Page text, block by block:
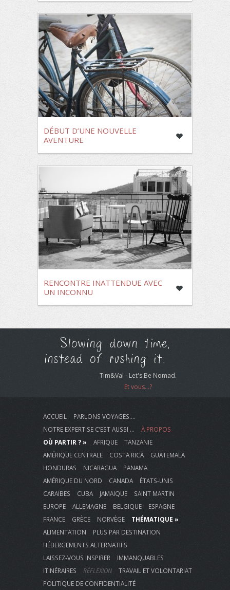
DÉBUT D’UNE NOUVELLE
AVENTURE
RENCONTRE INATTENDUE AVEC
UN INCONNU
Slowing down time,
instead of rushing it.
Tim&Val - Let's Be Nomad.
Et vous...?
ACCUEIL
PARLONS VOYAGES….
NOTRE EXPERTISE C’EST AUSSI …
À PROPOS
OÙ PARTIR ? »
AFRIQUE
TANZANIE
AMÉRIQUE CENTRALE
COSTA RICA
GUATEMALA
HONDURAS
NICARAGUA
PANAMA
AMÉRIQUE DU NORD
CANADA
ÉTATS-UNIS
CARAÏBES
CUBA JAMAIQUE
SAINT MARTIN
EUROPE
ALLEMAGNE BELGIQUE
ESPAGNE
FRANCE
GRÈCE NORVÈGE
THÉMATIQUE »
ALIMENTATION
PLUS PAR DESTINATION
HÉBERGEMENTS ALTERNATIFS
LAISSEZ-VOUS INSPIRER
IMMANQUABLES
ITINÉRAIRES
RÉFLEXION
TRAVAIL ET VOLONTARIAT
POLITIQUE DE CONFIDENTIALITÉ